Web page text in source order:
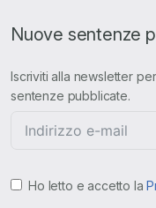
Nuove sentenze
Iscriviti alla newsletter
sentenze pubblicate.
Ho letto e accetto la